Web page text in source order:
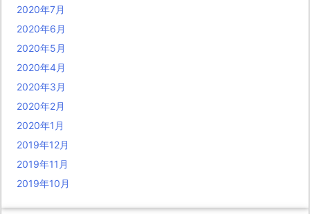
2020年7月
2020年6月
2020年5月
2020年4月
2020年3月
2020年2月
2020年1月
2019年12月
2019年11月
2019年10月